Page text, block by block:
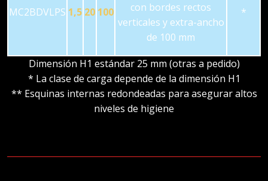
MC2BDVLPS 1,5 20 100
con bordes rectos
verticales y extra-ancho
de 100 mm
*
Dimensión H1 estándar 25 mm (otras a pedido)
* La clase de carga depende de la dimensión H1
** Esquinas internas redondeadas para asegurar altos
niveles de higiene